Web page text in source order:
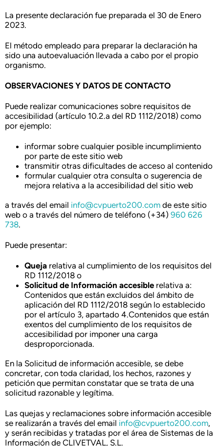
La presente declaración fue preparada el 30 de Enero
2023.
El método empleado para preparar la declaración ha
sido una autoevaluación llevada a cabo por el propio
organismo.
OBSERVACIONES Y DATOS DE CONTACTO
Puede realizar comunicaciones sobre requisitos de
accesibilidad (artículo 10.2.a del RD 1112/2018) como
por ejemplo:
informar sobre cualquier posible incumplimiento
por parte de este sitio web
transmitir otras dificultades de acceso al contenido
formular cualquier otra consulta o sugerencia de
mejora relativa a la accesibilidad del sitio web
a través del email info@cvpuerto200.com de este sitio
web o a través del número de teléfono (+34) 960 626
738.
Puede presentar:
Queja relativa al cumplimiento de los requisitos del
RD 1112/2018 o
Solicitud de Información accesible relativa a:
Contenidos que están excluidos del ámbito de
aplicación del RD 1112/2018 según lo establecido
por el artículo 3, apartado 4.Contenidos que están
exentos del cumplimiento de los requisitos de
accesibilidad por imponer una carga
desproporcionada.
En la Solicitud de información accesible, se debe
concretar, con toda claridad, los hechos, razones y
petición que permitan constatar que se trata de una
solicitud razonable y legítima.
Las quejas y reclamaciones sobre información accesible
se realizarán a través del email info@cvpuerto200.com,
y serán recibidas y tratadas por el área de Sistemas de la
Información de CLIVETVAL, S.L.